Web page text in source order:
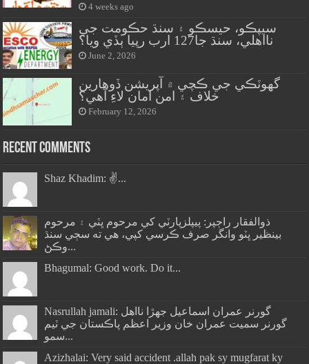
4 weeks ago
سيپڪو، حيسڪو ۽ سنڌ حڪومت جي
نااهلي، سنڌ جا127 ارب رپيا ٻڏي ويا؟
June 2, 2026
گهوٽڪي جي ڪچي ۾ آپريشن ڏوهارين
خلاف ۽ امن امان لاءِ آهي؟
February 12, 2026
Recent Comments
Shaz Khadim: ✌️...
ذوالفقار راڄپر: پيپلزپارٽي کي مرحوم ڀٽي ۽ مرحوم
بينظير ڀٽو وانگر صرف ڪرسي کپي، هي ته سڄي سنڌ
وڪڻ...
Bhagumal: Good work. Do it...
Nasrullah jamali: گورنر عمران اسماعيل جھڙا نااهل
گورنر سميت عمران خان وزير اعظم پاڪستان جي ٽيم
سمو...
Azizhalai: Very said accident .allah pak sy mugfarat ky